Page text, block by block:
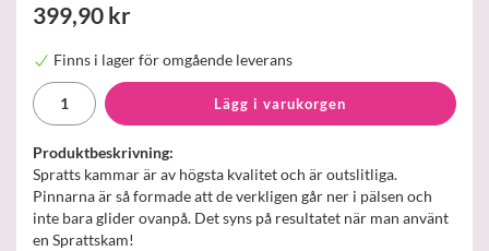
399,90 kr
Finns i lager för omgående leverans
Lägg i varukorgen
Produktbeskrivning:
Spratts kammar är av högsta kvalitet och är outslitliga.
Pinnarna är så formade att de verkligen går ner i pälsen och
inte bara glider ovanpå. Det syns på resultatet när man använt
en Sprattskam!